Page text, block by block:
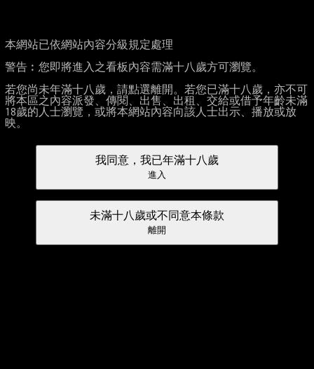
本網站已依網站內容分級規定處理
警告︰您即將進入之看板內容需滿十八歲方可瀏覽。
若您尚未年滿十八歲，請點選離開。若您已滿十八歲，亦不可
將本區之內容派發、傳閱、出售、出租、交給或借予年齡未滿
18歲的人士瀏覽，或將本網站內容向該人士出示、播放或放
映。
我同意，我已年滿十八歲
進入
未滿十八歲或不同意本條款
離開